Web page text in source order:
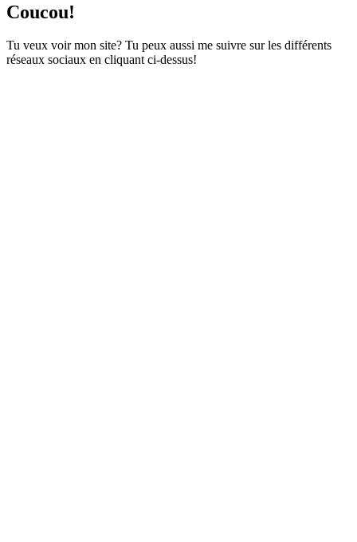
Coucou!
Tu veux voir mon site? Tu peux aussi me suivre sur les différents
réseaux sociaux en cliquant ci-dessus!